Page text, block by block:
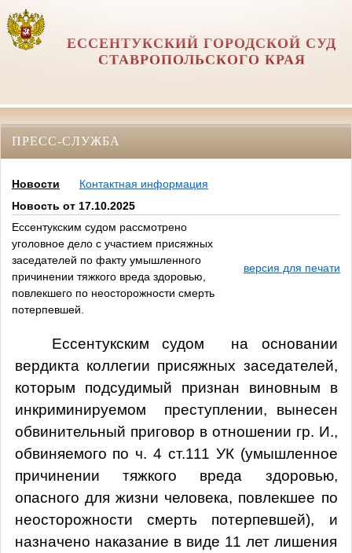
ЕССЕНТУКСКИЙ ГОРОДСКОЙ СУД
СТАВРОПОЛЬСКОГО КРАЯ
ПРЕСС-СЛУЖБА
Новости
Контактная информация
Новость от 17.10.2025
Ессентукским судом рассмотрено
уголовное дело с участием присяжных
заседателей по факту умышленного
причинении тяжкого вреда здоровью,
повлекшего по неосторожности смерть
потерпевшей.
версия для печати
Ессентукским судом на основании
вердикта коллегии присяжных заседателей,
которым подсудимый признан виновным в
инкриминируемом преступлении, вынесен
обвинительный приговор в отношении гр. И.,
обвиняемого по ч. 4 ст.111 УК (умышленное
причинении тяжкого вреда здоровью,
опасного для жизни человека, повлекшее по
неосторожности смерть потерпевшей), и
назначено наказание в виде 11 лет лишения